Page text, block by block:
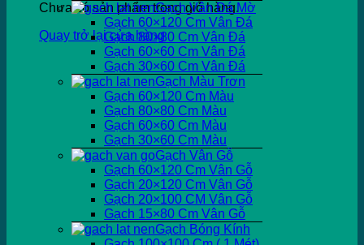
Chưa có sản phẩm trong giỏ hàng.
Quay trở lại cửa hàng
Gạch Vân Đá Mờ
Gạch 60×120 Cm Vân Đá
Gạch 80×80 Cm Vân Đá
Gạch 60×60 Cm Vân Đá
Gạch 30×60 Cm Vân Đá
Gạch Màu Trơn
Gạch 60×120 Cm Màu
Gạch 80×80 Cm Màu
Gạch 60×60 Cm Màu
Gạch 30×60 Cm Màu
Gạch Vân Gỗ
Gạch 60×120 Cm Vân Gỗ
Gạch 20×120 Cm Vân Gỗ
Gạch 20×100 CM Vân Gỗ
Gạch 15×80 Cm Vân Gỗ
Gạch Bóng Kính